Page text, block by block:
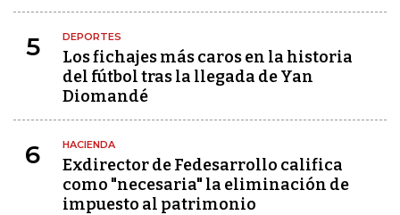
5 DEPORTES
Los fichajes más caros en la historia
del fútbol tras la llegada de Yan
Diomandé
6 HACIENDA
Exdirector de Fedesarrollo califica
como "necesaria" la eliminación de
impuesto al patrimonio